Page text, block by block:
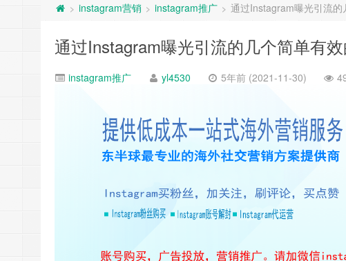
> instagram营销 > instagram推广 > 通过Instagram曝光引流
通过Instagram曝光引流的几个简单有
instagram推广 yl4530 5年前 (2021-11-30)